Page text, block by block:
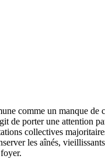
comme un manque de
de porter une attention
collectives
les aînés,